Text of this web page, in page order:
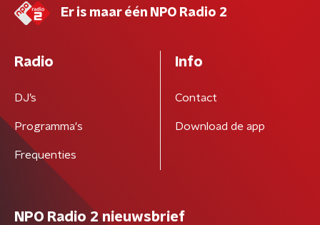
Er is maar één NPO Radio 2
Radio
DJ’s
Programma's
Frequenties
Info
Contact
Download de app
NPO Radio 2 nieuwsbrief